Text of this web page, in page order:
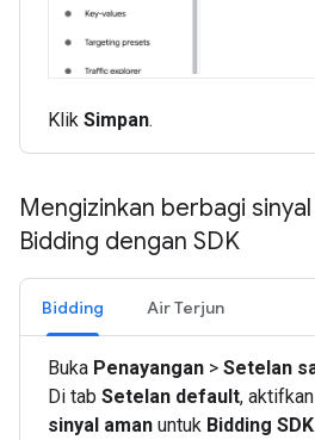
Klik Simpan.
Mengizinkan berbagi
Bidding dengan SDK
Bidding Air Terjun
Buka Penayangan > Setelan
Di tab Setelan default, aktifkan
sinyal aman untuk Bidding SDK